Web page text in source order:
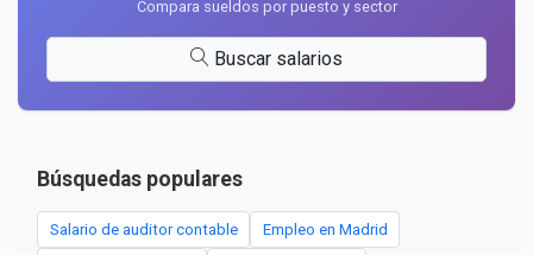
Compara sueldos por puesto y sector
Buscar salarios
Búsquedas populares
Salario de auditor contable Empleo en Madrid